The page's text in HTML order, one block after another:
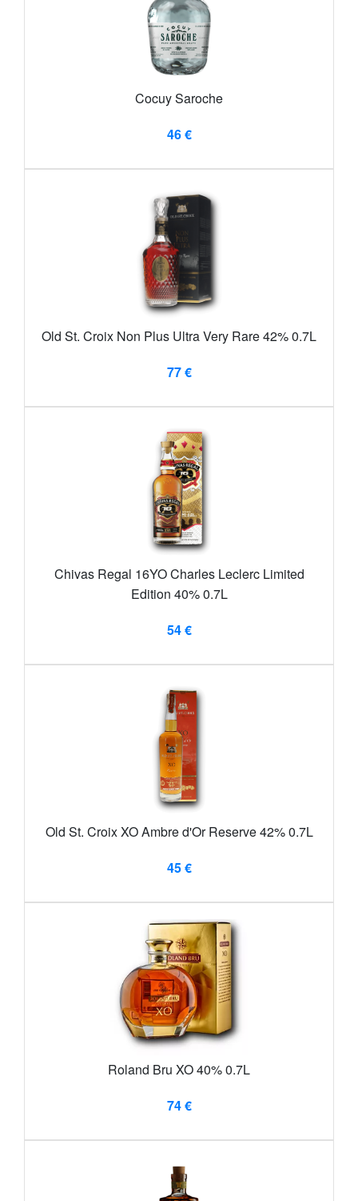
Cocuy Saroche
46 €
Old St. Croix Non Plus Ultra Very Rare 42% 0.7L
77 €
Chivas Regal 16YO Charles Leclerc Limited
Edition 40% 0.7L
54 €
Old St. Croix XO Ambre d'Or Reserve 42% 0.7L
45 €
Roland Bru XO 40% 0.7L
74 €